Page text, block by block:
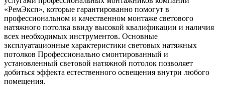
«РемЭксп», которые гарантированно помогут в
профессиональном и качественном монтаже светового
натяжного потолка ввиду высокой квалификации и наличия
всех необходимых инструментов. Основные
эксплуатационные характеристики световых натяжных
потолков Профессионально смонтированный и
установленный световой натяжной потолок позволяет
добиться эффекта естественного освещения внутри любого
помещения.